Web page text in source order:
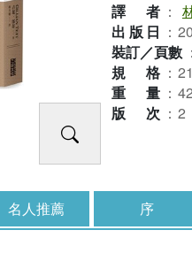
譯者 ：
出版日 ：
裝訂／頁數 ：
規格 ：
重量 ：
版次 ： 2
名人推薦 序